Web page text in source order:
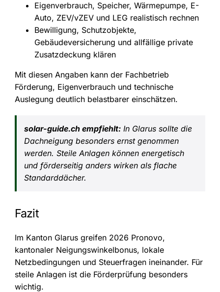
Eigenverbrauch, Speicher, Wärmepumpe, E-
Auto, ZEV/vZEV und LEG realistisch rechnen
Bewilligung, Schutzobjekte,
Gebäudeversicherung und allfällige private
Zusatzdeckung klären
Mit diesen Angaben kann der Fachbetrieb
Förderung, Eigenverbrauch und technische
Auslegung deutlich belastbarer einschätzen.
solar-guide.ch empfiehlt:In Glarus sollte die
Dachneigung besonders ernst genommen
werden. Steile Anlagen können energetisch
und förderseitig anders wirken als flache
Standarddächer.
Fazit
Im Kanton Glarus greifen 2026 Pronovo,
kantonaler Neigungswinkelbonus, lokale
Netzbedingungen und Steuerfragen ineinander. Für
steile Anlagen ist die Förderprüfung besonders
wichtig.